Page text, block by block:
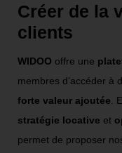
Créer de la
clients
WIDOO offre une
membres d’accéder à
forte valeur ajoutée.
stratégie locative et
permet de proposer